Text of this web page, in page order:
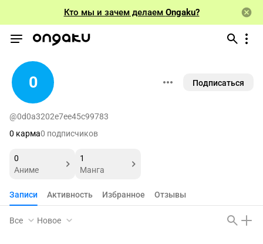
Кто мы и зачем делаем Ongaku?
0 Подписаться
@0d0a3202e7ee45c99783
0 карма0 подписчиков
0
Аниме
1
Манга
Записи Активность Избранное Отзывы
Все Новое